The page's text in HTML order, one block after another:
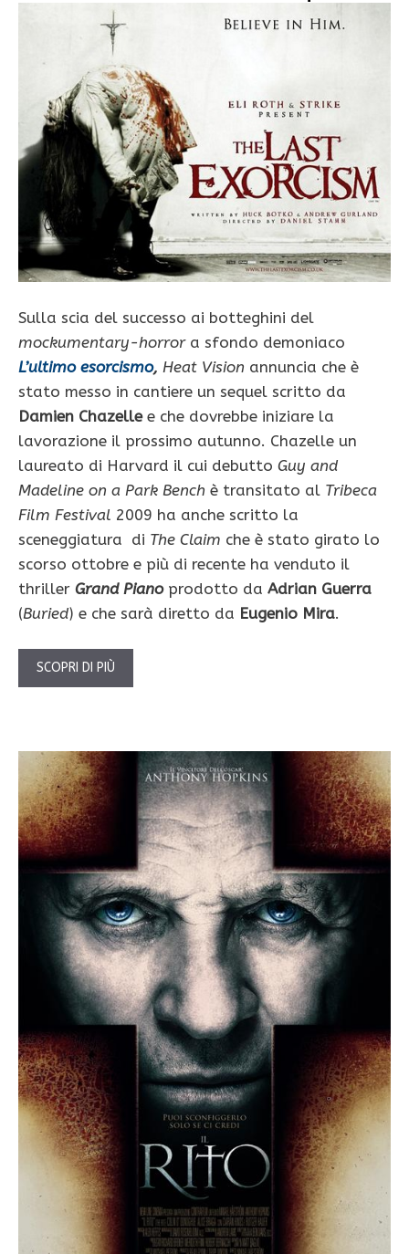
Sulla scia del successo ai botteghini del
mockumentary-horrora sfondo demoniaco
L’ultimo esorcismo, Heat Vision annuncia che è
stato messo in cantiere un sequel scritto da
Damien Chazellee che dovrebbe iniziare la
lavorazione il prossimo autunno. Chazelle un
laureato di Harvard il cui debutto Guy and
Madeline on a Park Bench è transitato al Tribeca
Film Festival 2009 ha anche scritto la
sceneggiatura di The Claim che è stato girato lo
scorso ottobre e più di recente ha venduto il
thriller Grand Pianoprodotto da Adrian Guerra
(Buried) e che sarà diretto da Eugenio Mira.
SCOPRI DI PIÙ